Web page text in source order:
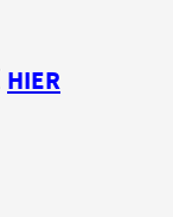
HIER